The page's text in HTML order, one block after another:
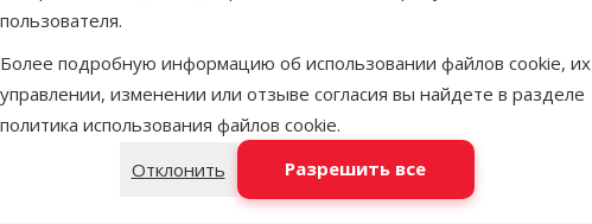
пользователя.
Более подробную информацию об использовании файлов cookie, их
управлении, изменении или отзыве согласия вы найдете в разделе
политика использования файлов cookie.
Отклонить
Разрешить все
Оценка 80%
Оценка 60%
0
Оценка 40%
0
Оценка 20%
0